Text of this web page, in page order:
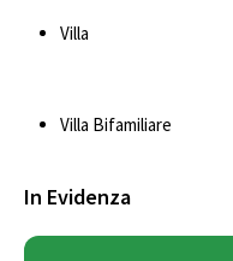
Villa
Villa Bifamiliare
In Evidenza